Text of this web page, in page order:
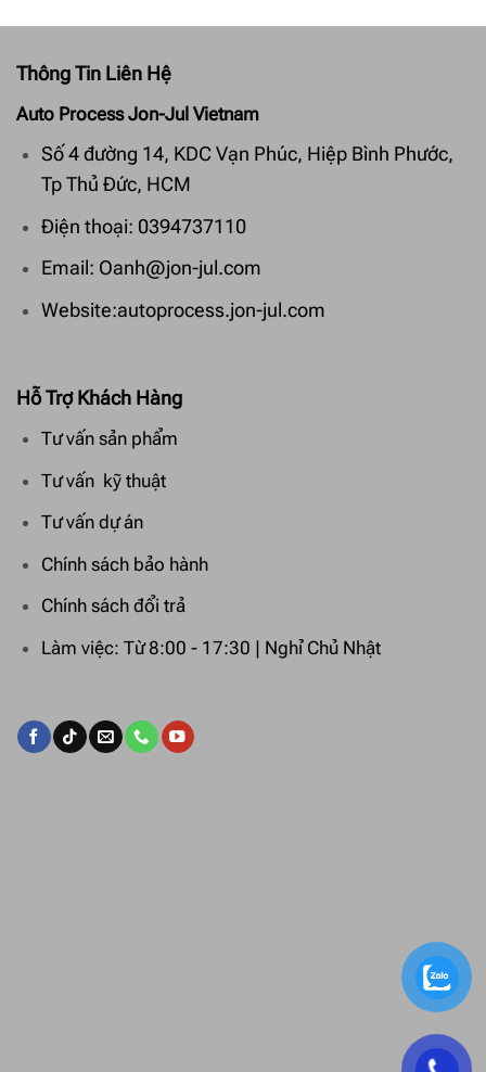
Thông Tin Liên Hệ
Auto Process Jon-Jul Vietnam
Số 4 đường 14, KDC Vạn Phúc, Hiệp Bình Phước,
Tp Thủ Đức, HCM
Điện thoại: 0394737110
Email: Oanh@jon-jul.com
Website:autoprocess.jon-jul.com
Hỗ Trợ Khách Hàng
Tư vấn sản phẩm
Tư vấn kỹ thuật
Tư vấn dự án
Chính sách bảo hành
Chính sách đổi trả
Làm việc: Từ 8:00 - 17:30 | Nghỉ Chủ Nhật